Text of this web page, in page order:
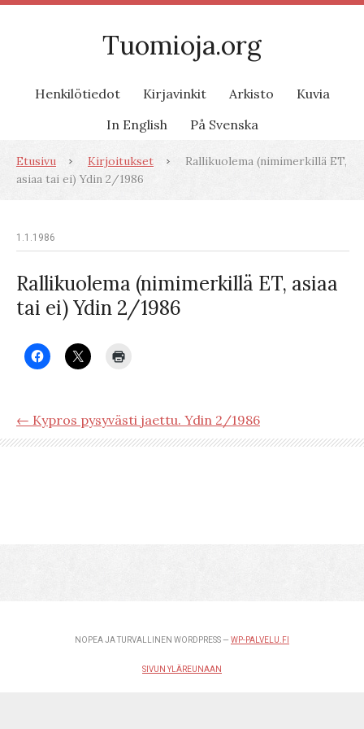
Tuomioja.org
Henkilötiedot Kirjavinkit Arkisto
Kuvia
In English
På Svenska
Etusivu Kirjoitukset
Rallikuolema (nimimerkillä ET,
asiaa tai ei) Ydin 2/1986
1.1.1986
Rallikuolema (nimimerkillä ET, asiaa
tai ei) Ydin 2/1986
← Kypros pysyvästi jaettu. Ydin 2/1986
NOPEA JA TURVALLINEN WORDPRESS — WP-PALVELU.FI
SIVUN YLÄREUNAAN